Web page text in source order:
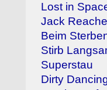
Lost in
Jack
Beim
Stirb
Superstau
Dirty